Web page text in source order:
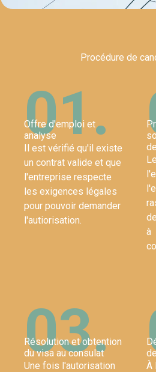
Procédure de
01.
Offre d'emploi et
analyse
Il est vérifié qu'il existe
un contrat valide et que
l'entreprise respecte
les exigences légales
pour pouvoir demander
l'autiorisation.
à
03.
Résolution et obtention
du visa au consulat
Une fois l'autorisation
À